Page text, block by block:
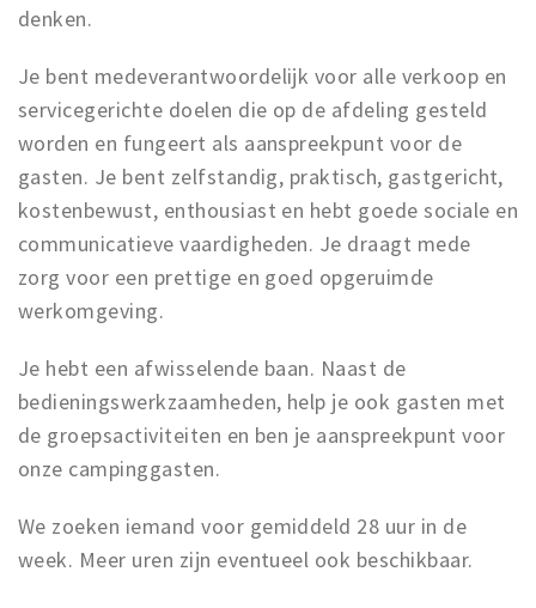
Musea, theaters & podia
Uitjes & activiteiten
Toeristische routes
Natuurgebieden
Baroniepoorten
Sport
Sign in
denken.
Je bent medeverantwoordelijk voor alle verkoop en
servicegerichte doelen die op de afdeling gesteld
worden en fungeert als aanspreekpunt voor de
gasten. Je bent zelfstandig, praktisch, gastgericht,
kostenbewust, enthousiast en hebt goede sociale en
communicatieve vaardigheden. Je draagt mede
zorg voor een prettige en goed opgeruimde
werkomgeving.
Je hebt een afwisselende baan. Naast de
bedieningswerkzaamheden, help je ook gasten met
de groepsactiviteiten en ben je aanspreekpunt voor
onze campinggasten.
We zoeken iemand voor gemiddeld 28 uur in de
week. Meer uren zijn eventueel ook beschikbaar.